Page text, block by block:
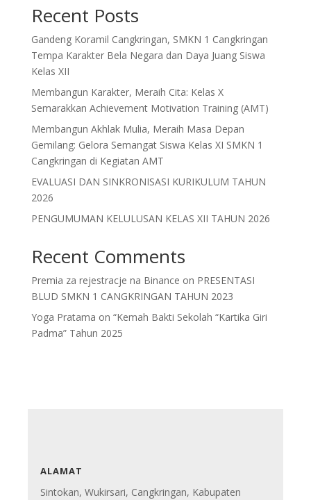
Recent Posts
Gandeng Koramil Cangkringan, SMKN 1 Cangkringan
Tempa Karakter Bela Negara dan Daya Juang Siswa
Kelas XII
Membangun Karakter, Meraih Cita: Kelas X
Semarakkan Achievement Motivation Training (AMT)
Membangun Akhlak Mulia, Meraih Masa Depan
Gemilang: Gelora Semangat Siswa Kelas XI SMKN 1
Cangkringan di Kegiatan AMT
EVALUASI DAN SINKRONISASI KURIKULUM TAHUN
2026
PENGUMUMAN KELULUSAN KELAS XII TAHUN 2026
Recent Comments
Premia za rejestracje na Binance on PRESENTASI
BLUD SMKN 1 CANGKRINGAN TAHUN 2023
Yoga Pratama on “Kemah Bakti Sekolah “Kartika Giri
Padma” Tahun 2025
ALAMAT
Sintokan, Wukirsari, Cangkringan, Kabupaten